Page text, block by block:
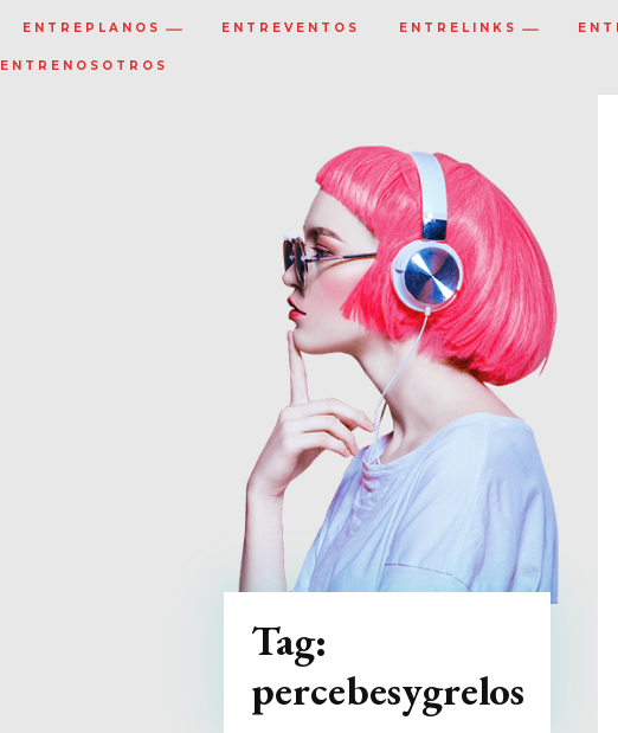
ENTREPLANOS ENTREVENTOS ENTRELINKS
ENTRENOSOTROS
Tag:
percebesygrelos